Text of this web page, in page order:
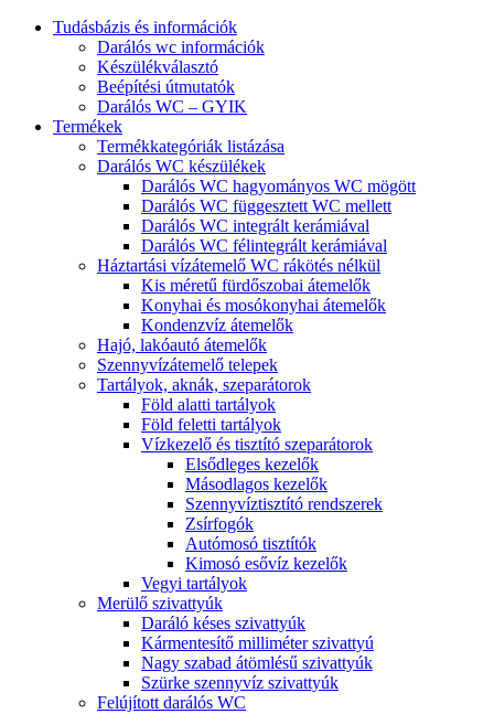
Tudásbázis és információk
Darálós wc információk
Készülékválasztó
Beépítési útmutatók
Darálós WC – GYIK
Termékek
Termékkategóriák listázása
Darálós WC készülékek
Darálós WC hagyományos WC mögött
Darálós WC függesztett WC mellett
Darálós WC integrált kerámiával
Darálós WC félintegrált kerámiával
Háztartási vízátemelő WC rákötés nélkül
Kis méretű fürdőszobai átemelők
Konyhai és mosókonyhai átemelők
Kondenzvíz átemelők
Hajó, lakóautó átemelők
Szennyvízátemelő telepek
Tartályok, aknák, szeparátorok
Föld alatti tartályok
Föld feletti tartályok
Vízkezelő és tisztító szeparátorok
Elsődleges kezelők
Másodlagos kezelők
Szennyvíztisztító rendszerek
Zsírfogók
Autómosó tisztítók
Kimosó esővíz kezelők
Vegyi tartályok
Merülő szivattyúk
Daráló késes szivattyúk
Kármentesítő milliméter szivattyú
Nagy szabad átömlésű szivattyúk
Szürke szennyvíz szivattyúk
Felújított darálós WC